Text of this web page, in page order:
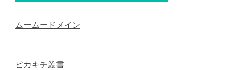
ムームードメイン
ピカキチ叢書